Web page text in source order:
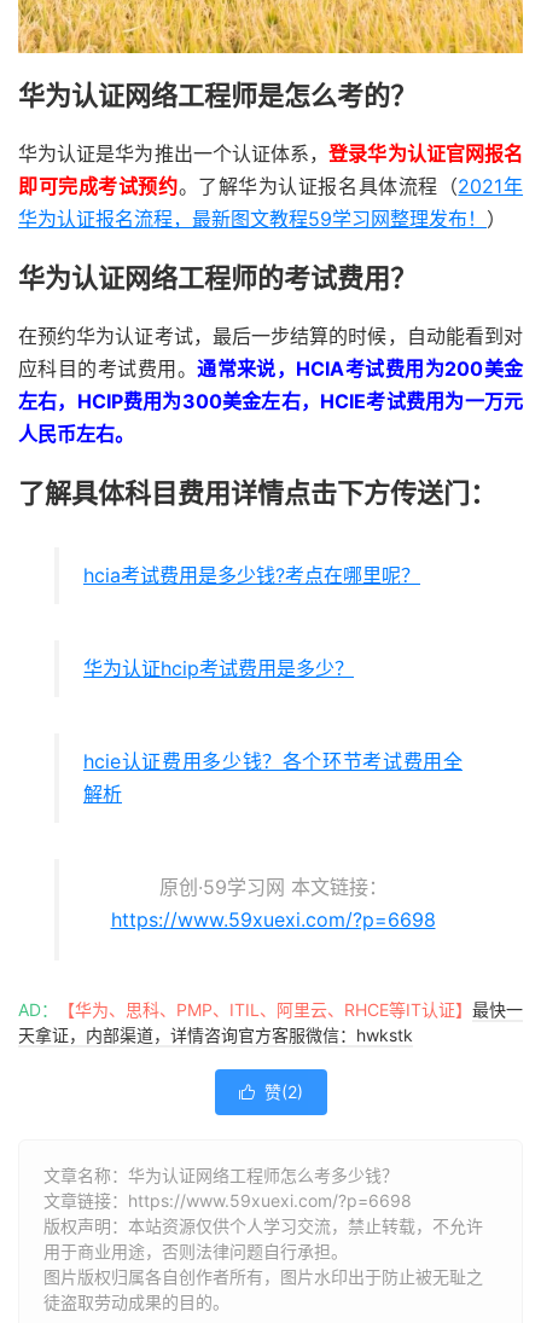
华为认证网络工程师是怎么考的？
华为认证是华为推出一个认证体系，登录华为认证官网报名
即可完成考试预约。了解华为认证报名具体流程（2021年
华为认证报名流程，最新图文教程59学习网整理发布！ ）
华为认证网络工程师的考试费用？
在预约华为认证考试，最后一步结算的时候，自动能看到对
应科目的考试费用。通常来说，HCIA考试费用为200美金
左右，HCIP费用为300美金左右，HCIE考试费用为一万元
人民币左右。
了解具体科目费用详情点击下方传送门：
hcia考试费用是多少钱?考点在哪里呢？
华为认证hcip考试费用是多少？
hcie认证费用多少钱？各个环节考试费用全
解析
原创·59学习网 本文链接：
https://www.59xuexi.com/?p=6698
AD： 【华为、思科、PMP、ITIL、阿里云、RHCE等IT认证】 最快一
天拿证，内部渠道，详情咨询官方客服微信：hwkstk
 赞(2)
文章名称：华为认证网络工程师怎么考多少钱？
文章链接： https://www.59xuexi.com/?p=6698
版权声明：本站资源仅供个人学习交流，禁止转载，不允许
用于商业用途，否则法律问题自行承担。
图片版权归属各自创作者所有，图片水印出于防止被无耻之
徒盗取劳动成果的目的。